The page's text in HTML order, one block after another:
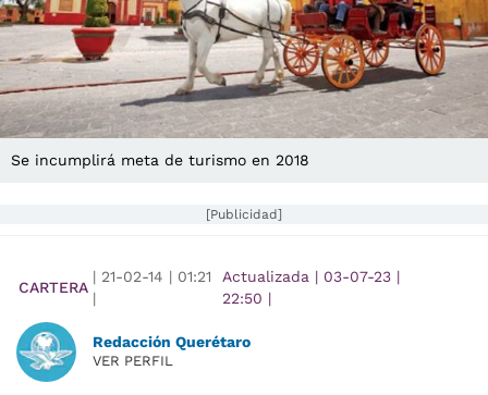
Se incumplirá meta de turismo en 2018
[Publicidad]
CARTERA
| 21-02-14 | 01:21
|
Actualizada | 03-07-23 |
22:50 |
Redacción Querétaro
VER PERFIL